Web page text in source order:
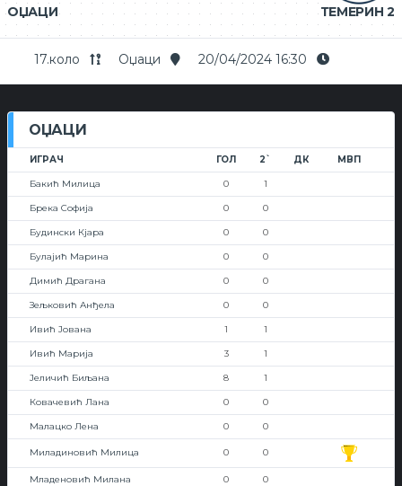
ОЏАЦИ ТЕМЕРИН 2
17.коло Оџаци 20/04/2024 16:30
ОЏАЦИ
ИГРАЧ ГОЛ 2` ДК МВП
Бакић Милица 0 1
Брека Софија 0 0
Будински Кјара 0 0
Булајић Марина 0 0
Димић Драгана 0 0
Зељковић Анђела 0 0
Ивић Јована 1 1
Ивић Марија 3 1
Јеличић Биљана 8 1
Ковачевић Лана 0 0
Малацко Лена 0 0
Миладиновић Милица 0 0
Младеновић Милана 0 0